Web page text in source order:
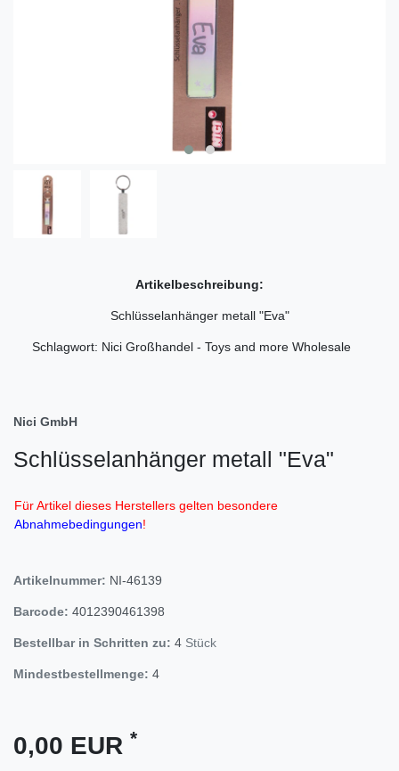
Artikelbeschreibung:
Schlüsselanhänger metall "Eva"
Schlagwort: Nici Großhandel - Toys and more Wholesale
Nici GmbH
Schlüsselanhänger metall "Eva"
Für Artikel dieses Herstellers gelten besondere
Abnahmebedingungen!
Artikelnummer: NI-46139
Barcode: 4012390461398
Bestellbar in Schritten zu: 4 Stück
Mindestbestellmenge: 4
0,00 EUR *